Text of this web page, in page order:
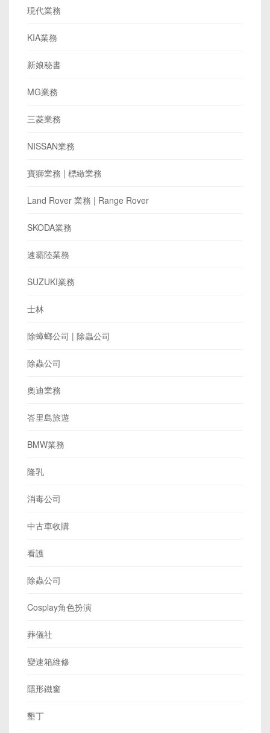
現代業務
KIA業務
新娘秘書
MG業務
三菱業務
NISSAN業務
寶獅業務 | 標緻業務
Land Rover 業務 | Range Rover
SKODA業務
速霸陸業務
SUZUKI業務
士林
除蟑螂公司 | 除蟲公司
除蟲公司
奧迪業務
峇里島旅遊
BMW業務
隆乳
消毒公司
中古車收購
看護
除蟲公司
Cosplay角色扮演
葬儀社
變速箱維修
隱形鐵窗
墾丁